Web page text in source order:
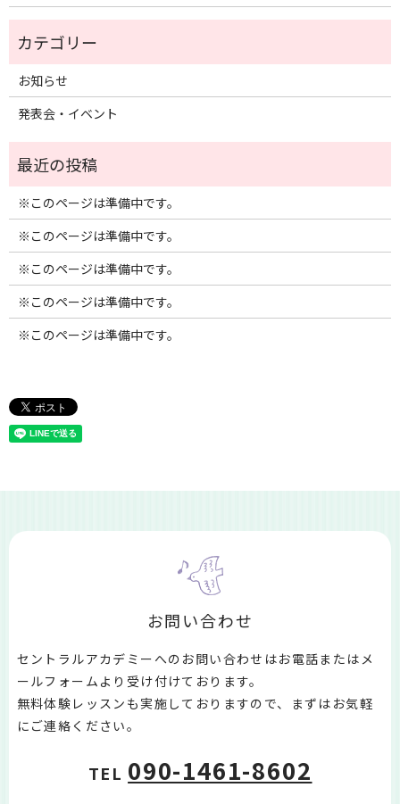
お知らせ
発表会・イベント
※このページは準備中です。
※このページは準備中です。
※このページは準備中です。
※このページは準備中です。
※このページは準備中です。
お問い合わせ
セントラルアカデミーへのお問い合わせはお電話またはメ
ールフォームより受け付けております。
無料体験レッスンも実施しておりますので、まずはお気軽
にご連絡ください。
TEL 090-1461-8602